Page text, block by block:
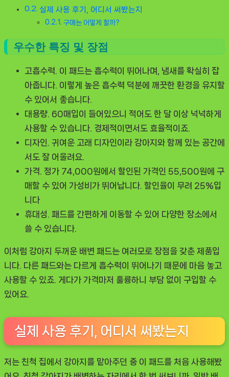
실제 사용 후기, 어디서 써봤는지
구매는 어떻게 할까?
우수한 특징 및 장점
고흡수력. 이 패드는 흡수력이 뛰어나며, 냄새를 확실히 잡
아줍니다. 이렇게 높은 흡수력 덕분에 깨끗한 환경을 유지할
수 있어서 좋습니다.
대용량. 60매입이 들어있으니 적어도 한 달 이상 넉넉하게
사용할 수 있습니다. 경제적이면서도 효율적이죠.
디자인. 귀여운 고래 디자인이라 강아지와 함께 있는 공간에
서도 잘 어울려요.
가격. 정가 74,000원에서 할인된 가격인 55,500원에 구
매할 수 있어 가성비가 뛰어납니다. 할인율이 무려 25%입
니다
휴대성. 패드를 간편하게 이동할 수 있어 다양한 장소에서
쓸 수 있습니다.
이처럼 강아지 두꺼운 배변 패드는 여러모로 장점을 갖춘 제품입
니다. 다른 패드와는 다르게 흡수력이 뛰어나기 때문에 마음 놓고
사용할 수 있죠. 게다가 가격마저 훌륭하니 부담 없이 구입할 수
있어요.
실제 사용 후기, 어디서 써봤는지
저는 친척 집에서 강아지를 맡아주던 중 이 패드를 처음 사용해봤